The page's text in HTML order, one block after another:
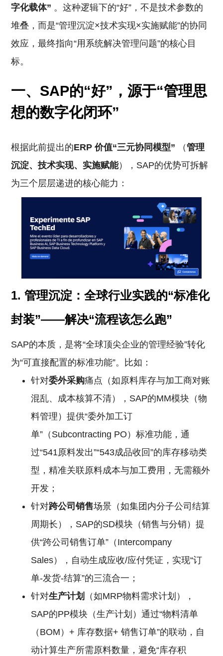
字化载体” 。这种逻辑下的“好”，不是技术参数的
堆叠，而是“管理沉淀×技术实现×实施赋能”的协同
效应，最终指向“用系统解决管理问题”的核心目
标。
一、SAP的“好”，源于“管理思
想的数字化闭环”
根据此前提出的ERP 价值“三元协同模型” （管理
沉淀、技术实现、实施赋能），SAP的优势可拆解
为三个层层递进的核心能力：
1.管理沉淀：全球行业实践的“标准化
封装”——解决“流程该怎么跑”
SAP的本质，是将“全球顶尖企业的管理经验”转化
为“可直接配置的标准功能”。比如：
针对委外采购痛点（如原料库存与加工商对账
混乱、成本核算不清），SAP的MM模块（物
料管理）提供“委外加工订
单”（Subcontracting PO）标准功能，通
过“541原料发出”“543成品收回”的库存移动类
型，精准关联原料成本与加工费用，无需额外
开发；
针对跨公司销售场景（如集团内分子公司结算
周期长），SAP的SD模块（销售与分销）提
供“跨公司销售订单”（Intercompany
Sales），自动生成应收/应付凭证，实现“订
单-发货-结算”的三流合一；
针对生产计划
（如MRP物料需求计划），
SAP的PP模块（生产计划）通过“物料清单
（BOM）+ 库存数据+ 销售订单”的联动，自
动计算生产所需原料数量，避免“库存积